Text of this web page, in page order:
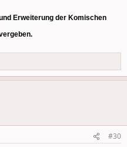
Erweiterung der Komischen
#30